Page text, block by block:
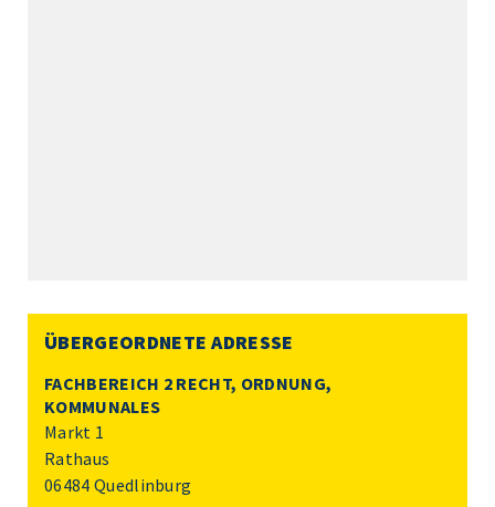
ÜBERGEORDNETE ADRESSE
FACHBEREICH 2 RECHT, ORDNUNG,
KOMMUNALES
Markt 1
Rathaus
06484 Quedlinburg